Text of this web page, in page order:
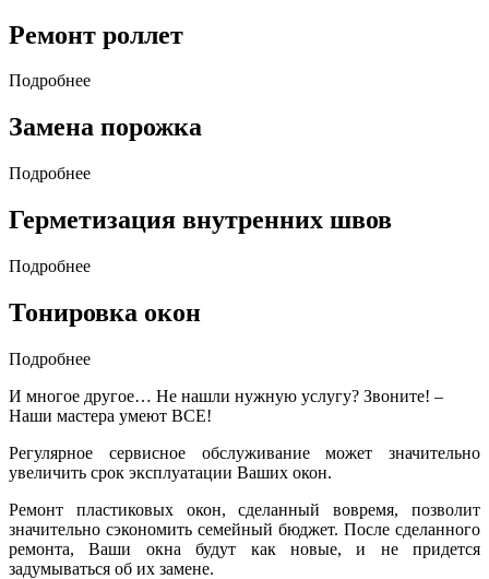
Ремонт роллет
Подробнее
Замена порожка
Подробнее
Герметизация внутренних швов
Подробнее
Тонировка окон
Подробнее
И многое другое… Не нашли нужную услугу? Звоните! –
Наши мастера умеют ВСЕ!
Регулярное сервисное обслуживание может значительно
увеличить срок эксплуатации Ваших окон.
Ремонт пластиковых окон, сделанный вовремя, позволит
значительно сэкономить семейный бюджет. После сделанного
ремонта, Ваши окна будут как новые, и не придется
задумываться об их замене.